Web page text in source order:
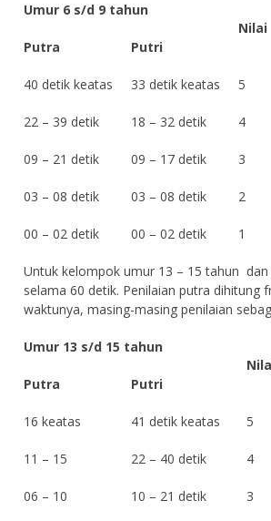
Umur 6 s/d 9 tahun
Nilai
Putra Putri
40 detik keatas 33 detik keatas 5
22 – 39 detik 18 – 32 detik 4
09 – 21 detik 09 – 17 detik 3
03 – 08 detik 03 – 08 detik 2
00 – 02 detik 00 – 02 detik 1
Untuk kelompok umur 13 – 15 tahun
selama 60 detik. Penilaian putra dihitung
waktunya, masing-masing penilaian
Umur 13 s/d 15 tahun
Putra Putri
16 keatas 41 detik keatas 5
11 – 15 22 – 40 detik 4
06 – 10 10 – 21 detik 3